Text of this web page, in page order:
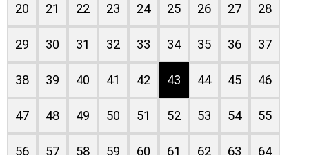
20 21 22 23 24 25 26 27 28
29 30 31 32 33 34 35 36 37
38 39 40 41 42 43 44 45 46
47 48 49 50 51 52 53 54 55
56 57 58 59 60 61 62 63 64